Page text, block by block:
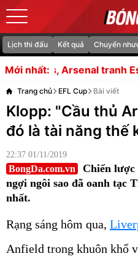
Lịch thi đấu Kết quả Chuyển
Mới nhất:
tranh Esposito 73 triệu
Trang chủ EFL Cup Bài viết
Klopp: "Cầu thủ
đó là tài năng thế
22:37 01/11/2019
BongDa.com.vn
Chiến
ngợi ngôi sao đã oanh tạc
nhất.
Rạng sáng hôm qua,
Anfield trong khuôn khổ